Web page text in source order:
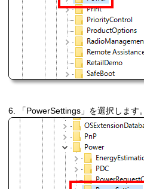
6. 「PowerSettings」を選択します。